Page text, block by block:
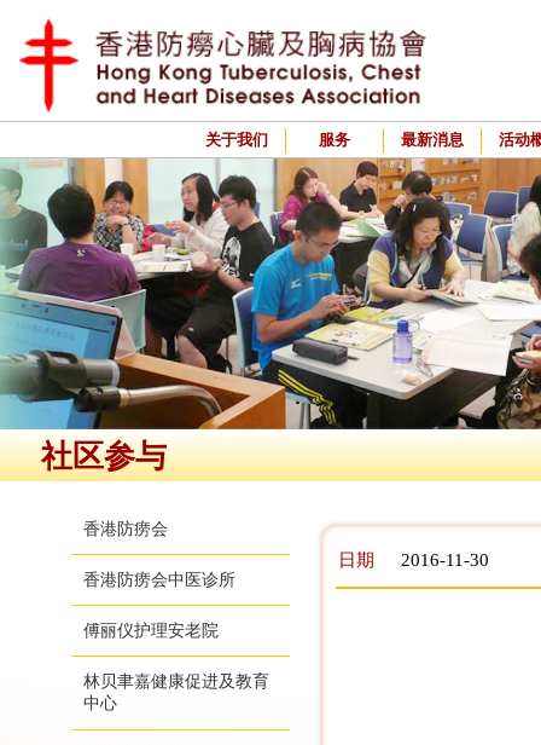
关于我们 服务 最新消息 活动
社区参与
香港防痨会
香港防痨会中医诊所
傅丽仪护理安老院
林贝聿嘉健康促进及教育
中心
日期 2016-11-30